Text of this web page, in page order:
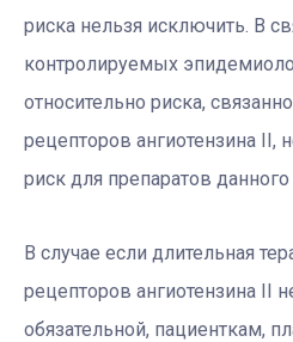
риска нельзя исключить. В
контролируемых
относительно риска,
рецепторов ангиотензина II,
риск для препаратов данного
В случае если длительная
рецепторов ангиотензина II
обязательной, пациенткам,